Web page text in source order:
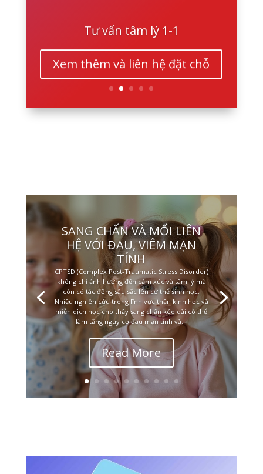
Tư vấn tâm lý 1-1
Xem thêm và liên hệ đặt chỗ
SANG CHẤN VÀ MỐI LIÊN
HỆ VỚI ĐAU, VIÊM MẠN
TÍNH
CPTSD (Complex Post-Traumatic Stress Disorder)
không chỉ ảnh hưởng đến cảm xúc và tâm lý mà
còn có tác động sâu sắc lên cơ thể sinh học.
Nhiều nghiên cứu trong lĩnh vực thần kinh học và
miễn dịch học cho thấy sang chấn kéo dài có thể
làm tăng nguy cơ đau mạn tính và...
Read More